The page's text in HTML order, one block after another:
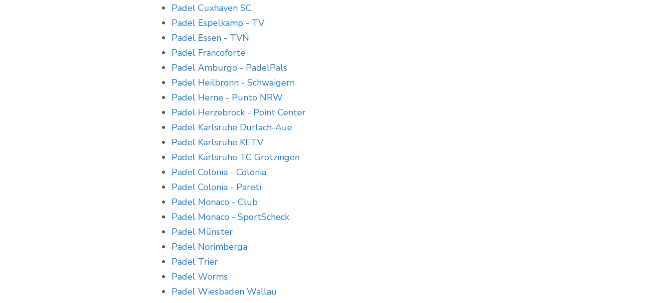
Padel Cuxhaven SC
Padel Espelkamp - TV
Padel Essen - TVN
Padel Francoforte
Padel Amburgo - PadelPals
Padel Heilbronn - Schwaigern
Padel Herne - Punto NRW
Padel Herzebrock - Point Center
Padel Karlsruhe Durlach-Aue
Padel Karlsruhe KETV
Padel Karlsruhe TC Grötzingen
Padel Colonia - Colonia
Padel Colonia - Pareti
Padel Monaco - Club
Padel Monaco - SportScheck
Padel Münster
Padel Norimberga
Padel Trier
Padel Worms
Padel Wiesbaden Wallau